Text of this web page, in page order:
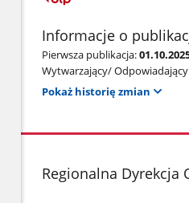
Informacje o
Pierwsza publikacja:
Wytwarzający/
Pokaż historię zmian
stopka
Regionalna Dyrekcja